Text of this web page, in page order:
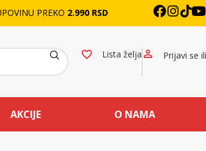
PREKO 2.990 RSD
Lista želja Prijavi se
AKCIJE O NAMA